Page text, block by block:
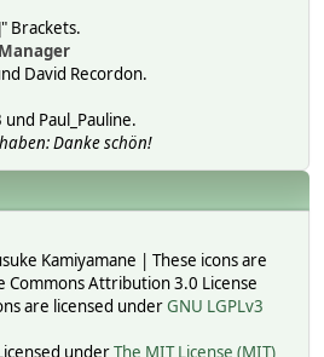
Brackets.
David Recordon.
Paul_Pauline.
Danke schön!
Kamiyamane | These icons are
Commons Attribution 3.0 License
are licensed underGNU LGPLv3
underThe MIT License (MIT)